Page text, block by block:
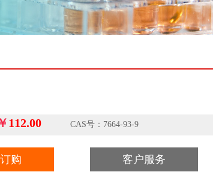
112.00CAS号：7664-93-9
购 客户服务